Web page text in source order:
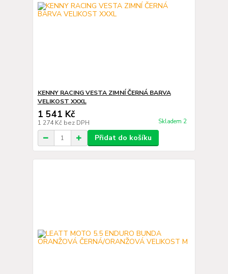
KENNY RACING VESTA ZIMNÍ ČERNÁ BARVA
VELIKOST XXXL
1 541 Kč
1 274 Kč bez DPH Skladem 2
Přidat do košíku